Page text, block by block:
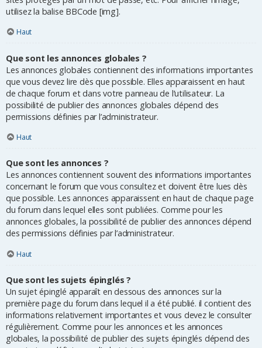
utilisez la balise BBCode [img].
Haut
Que sont les annonces globales ?
Les annonces globales contiennent des informations importantes
que vous devez lire dès que possible. Elles apparaissent en haut
de chaque forum et dans votre panneau de l’utilisateur. La
possibilité de publier des annonces globales dépend des
permissions définies par l’administrateur.
Haut
Que sont les annonces ?
Les annonces contiennent souvent des informations importantes
concernant le forum que vous consultez et doivent être lues dès
que possible. Les annonces apparaissent en haut de chaque page
du forum dans lequel elles sont publiées. Comme pour les
annonces globales, la possibilité de publier des annonces dépend
des permissions définies par l’administrateur.
Haut
Que sont les sujets épinglés ?
Un sujet épinglé apparaît en dessous des annonces sur la
première page du forum dans lequel il a été publié. il contient des
informations relativement importantes et vous devez le consulter
régulièrement. Comme pour les annonces et les annonces
globales, la possibilité de publier des sujets épinglés dépend des